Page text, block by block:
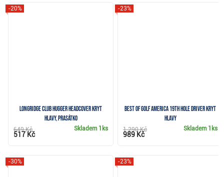
Longridge Club Hugger Headcover kryt
hlavy, prasátko
-20%
Skladem 1ks
649 Kč
517 Kč
Best of Golf America 19th Hole driver kryt
hlavy
-23%
Skladem 1ks
1 290 Kč
989 Kč
-30% -23%